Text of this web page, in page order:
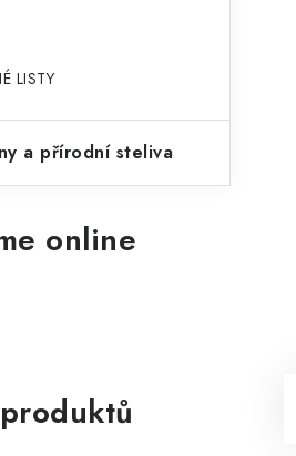
LISTY
a přírodní steliva
online